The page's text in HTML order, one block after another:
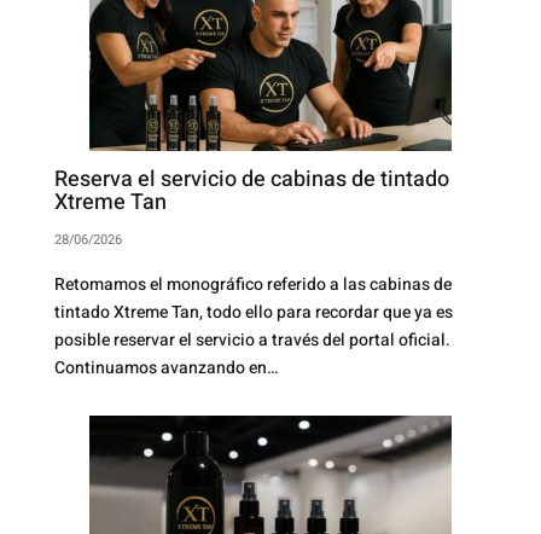
Reserva el servicio de cabinas de tintado
Xtreme Tan
28/06/2026
Retomamos el monográfico referido a las cabinas de
tintado Xtreme Tan, todo ello para recordar que ya es
posible reservar el servicio a través del portal oficial.
Continuamos avanzando en…